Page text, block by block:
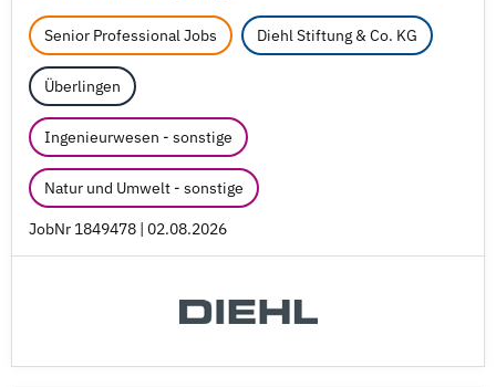
Senior Professional Jobs Diehl Stiftung & Co. KG
Überlingen
Ingenieurwesen - sonstige
Natur und Umwelt - sonstige
JobNr 1849478 | 02.08.2026